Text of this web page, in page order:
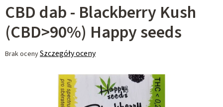
CBD dab - Blackberry Kush
(CBD>90%) Happy seeds
Średnia
Brak ocenySzczegóły oceny